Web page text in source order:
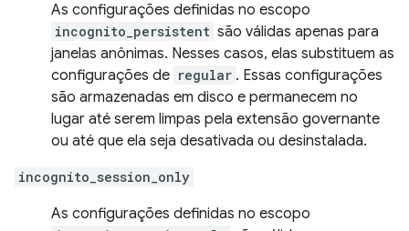
As configurações definidas no escopo
incognito_persistent são válidas apenas para
janelas anônimas. Nesses casos, elas substituem as
configurações de regular . Essas configurações
são armazenadas em disco e permanecem no
lugar até serem limpas pela extensão governante
ou até que ela seja desativada ou desinstalada.
incognito_session_only
As configurações definidas no escopo